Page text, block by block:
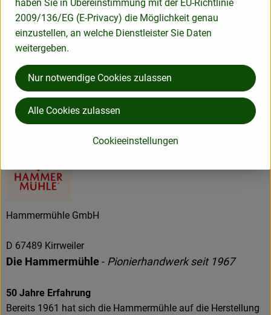
Herkunft
Hersteller: Hammermühle
Hammermühle GmbH
D 67489 Kirrweiler
Die Hammermühle- Pionierhandwerk seit 1967
50 Jahre Erfahrung
Bereits 1961 hat sich die Hammermühle auf die Herstellung
haben Sie in Übereinstimmung mit der EU-Richtlinie
2009/136/EG (E-Privacy) die Möglichkeit genau
einzustellen, an welche Dienstleister Sie Daten
weitergeben.
Cookieeinstellungen
Nur notwendige Cookies zulassen
Alle Cookies zulassen